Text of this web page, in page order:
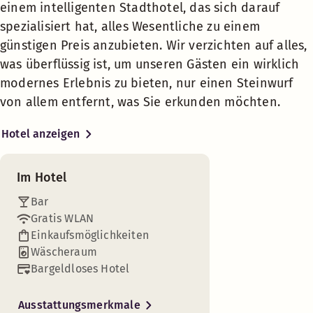
einem intelligenten Stadthotel, das sich darauf
spezialisiert hat, alles Wesentliche zu einem
günstigen Preis anzubieten. Wir verzichten auf alles,
was überflüssig ist, um unseren Gästen ein wirklich
modernes Erlebnis zu bieten, nur einen Steinwurf
von allem entfernt, was Sie erkunden möchten.
Hotel anzeigen
Im Hotel
Bar
Gratis WLAN
Einkaufsmöglichkeiten
Wäscheraum
Bargeldloses Hotel
Ausstattungsmerkmale
TV mit Chromecast
Café
Food + Drinks 24-7
zum Übernachten brauchen. Unsere
smarten Lösungen bieten Ihnen mehr
Freiraum, sich auf die schönen Dinge des
Lebens zu konzentrieren. Ganz gleich, ob
Sie lieber spontan reisen oder Ihr
Abenteuer bis ins kleinste Detail planen,
wir bieten Ihnen alles Wesentliche ohne
Hotelaufenthalt; so einfach ist das Reisen
mit Scandic Go.
Den Großteil Ihres Scandic Go-
Erlebnisses verwalten Sie über Ihr
Telefon.
Essensbestellungen und Zahlungen